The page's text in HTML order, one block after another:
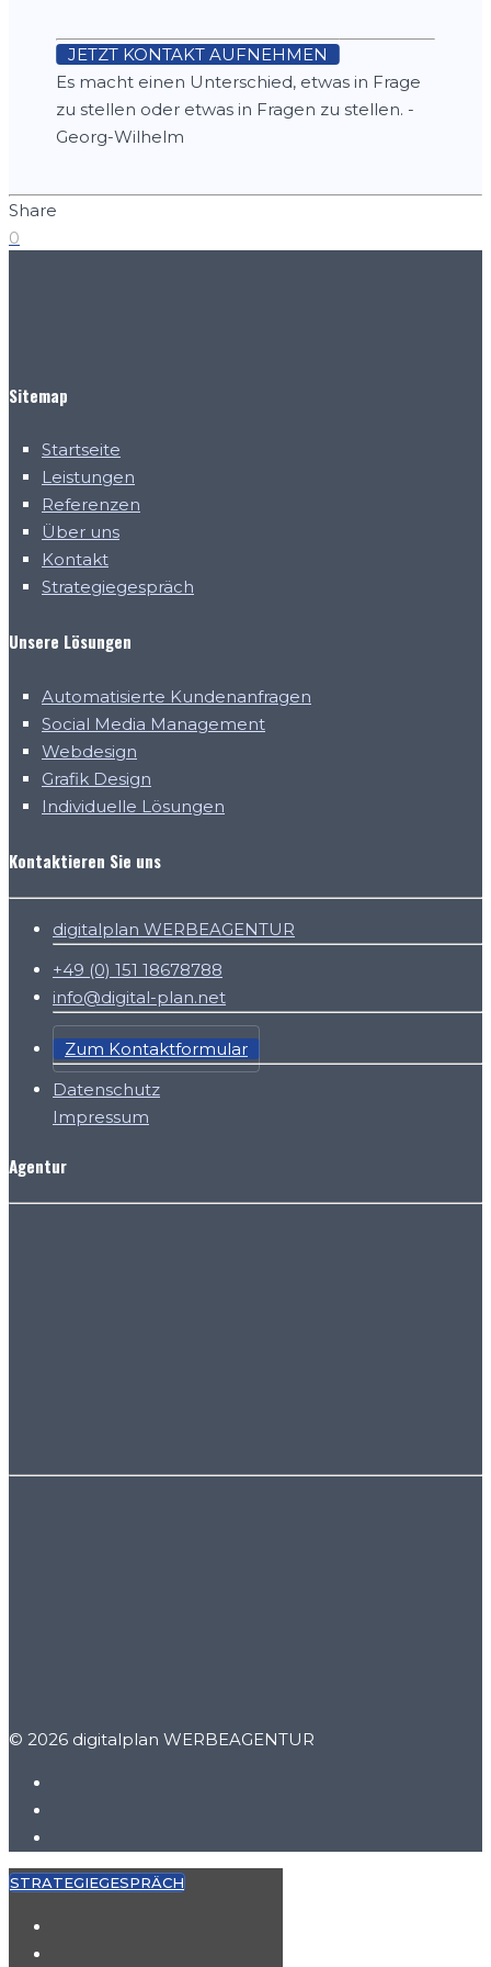
JETZT KONTAKT AUFNEHMEN
Es macht einen Unterschied, etwas in Frage
zu stellen oder etwas in Fragen zu stellen. -
Georg-Wilhelm
Share
0
Sitemap
Startseite
Leistungen
Referenzen
Über uns
Kontakt
Strategiegespräch
Unsere Lösungen
Automatisierte Kundenanfragen
Social Media Management
Webdesign
Grafik Design
Individuelle Lösungen
Kontaktieren Sie uns
digitalplan WERBEAGENTUR
+49 (0) 151 18678788
info@digital-plan.net
Zum Kontaktformular
Datenschutz
Impressum
Agentur
© 2026 digitalplan WERBEAGENTUR
STRATEGIEGESPRÄCH